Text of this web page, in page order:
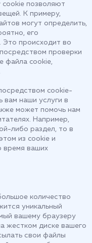
cookie позволяют
К примеру,
могут определить,
его
Это происходит во
проверки
файла cookie,
cookie-
вам наши услуги в
может помочь нам
Например,
либо раздел, то в
из cookie и
время ваших
количество
уникальный
вашему браузеру
жестком диске вашего
свои файлы